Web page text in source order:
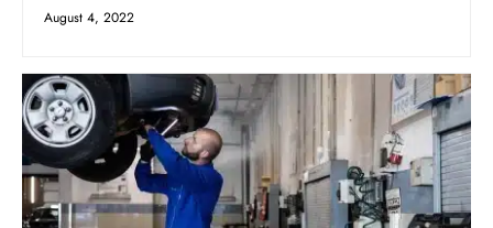
August 4, 2022